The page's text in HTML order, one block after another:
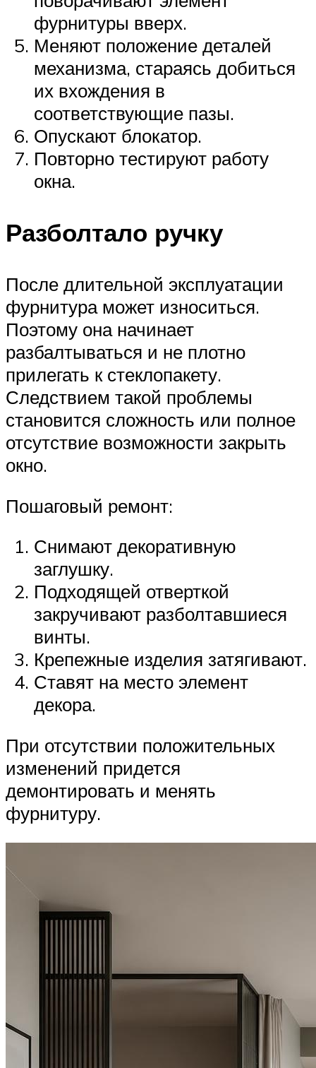
фурнитуры вверх.
Меняют положение деталей
механизма, стараясь добиться
их вхождения в
соответствующие пазы.
Опускают блокатор.
Повторно тестируют работу
окна.
Разболтало ручку
После длительной эксплуатации
фурнитура может износиться.
Поэтому она начинает
разбалтываться и не плотно
прилегать к стеклопакету.
Следствием такой проблемы
становится сложность или полное
отсутствие возможности закрыть
окно.
Пошаговый ремонт:
Снимают декоративную
заглушку.
Подходящей отверткой
закручивают разболтавшиеся
винты.
Крепежные изделия затягивают.
Ставят на место элемент
декора.
При отсутствии положительных
изменений придется
демонтировать и менять
фурнитуру.